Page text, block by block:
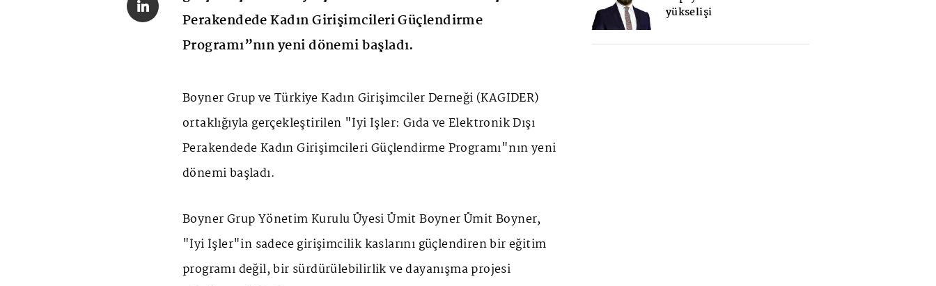
Perakendede Kadın Girişimcileri Güçlendirme
Programı”nın yeni dönemi başladı.
Boyner Grup ve Türkiye Kadın Girişimciler Derneği (KAGİDER)
ortaklığıyla gerçekleştirilen "İyi İşler: Gıda ve Elektronik Dışı
Perakendede Kadın Girişimcileri Güçlendirme Programı"nın yeni
dönemi başladı.
Boyner Grup Yönetim Kurulu Üyesi Ümit Boyner Ümit Boyner,
"İyi İşler"in sadece girişimcilik kaslarını güçlendiren bir eğitim
programı değil, bir sürdürülebilirlik ve dayanışma projesi
yükselişi